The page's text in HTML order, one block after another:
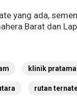
yang ada,
Barat dan
klinik pratama
rutan